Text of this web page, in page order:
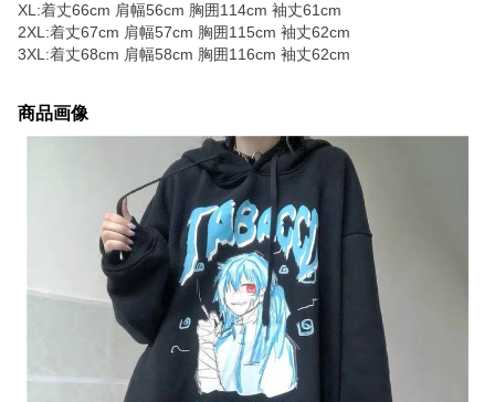
XL:着丈66cm 肩幅56cm 胸囲114cm 袖丈61cm
2XL:着丈67cm 肩幅57cm 胸囲115cm 袖丈62cm
3XL:着丈68cm 肩幅58cm 胸囲116cm 袖丈62cm
商品画像